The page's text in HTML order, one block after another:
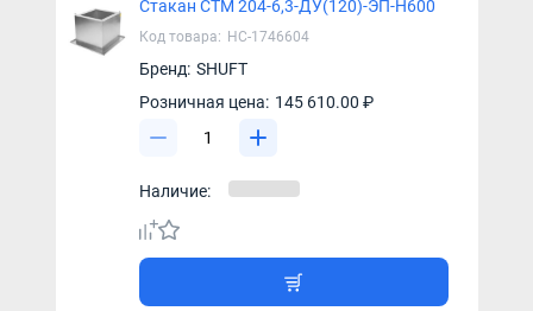
Стакан СТМ 204-6,3-ДУ(120)-ЭП-Н600
Код товара: НС-1746604
Бренд: SHUFT
Розничная цена: 145 610.00 ₽
Наличие: